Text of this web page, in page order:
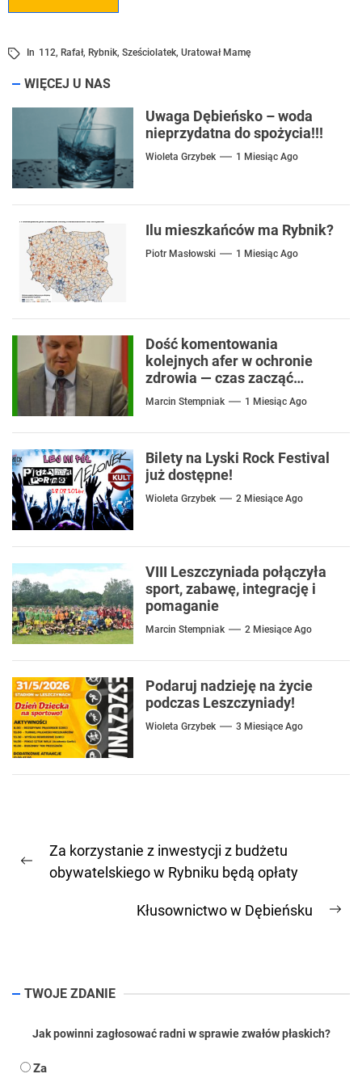
In 112, Rafał, Rybnik, Sześciolatek, Uratował Mamę
WIĘCEJ U NAS
Uwaga Dębieńsko – woda
nieprzydatna do spożycia!!!
Wioleta Grzybek 1 Miesiąc Ago
Ilu mieszkańców ma Rybnik?
Piotr Masłowski 1 Miesiąc Ago
Dość komentowania
kolejnych afer w ochronie
zdrowia — czas zacząć
mówić o rozwiązaniach
Marcin Stempniak 1 Miesiąc Ago
Bilety na Lyski Rock Festival
już dostępne!
Wioleta Grzybek 2 Miesiące Ago
VIII Leszczyniada połączyła
sport, zabawę, integrację i
pomaganie
Marcin Stempniak 2 Miesiące Ago
Podaruj nadzieję na życie
podczas Leszczyniady!
Wioleta Grzybek 3 Miesiące Ago
wpisu
Previous
Za korzystanie z inwestycji z budżetu
obywatelskiego w Rybniku będą opłaty
Kłusownictwo w Dębieńsku
TWOJE ZDANIE
Jak powinni zagłosować radni w sprawie zwałów płaskich?
Za